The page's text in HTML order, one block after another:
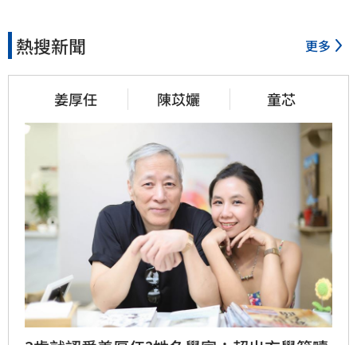
熱搜新聞 更多
姜厚任 陳苡孋 童芯